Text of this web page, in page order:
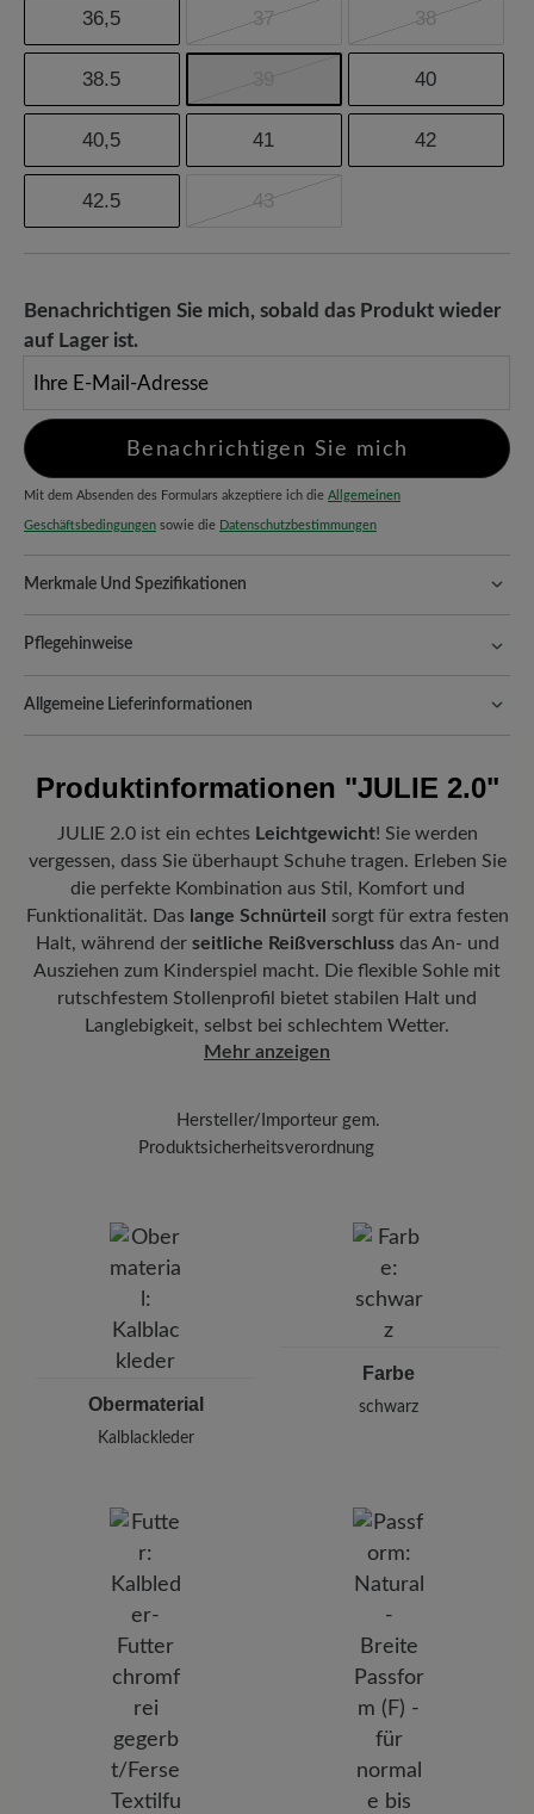
36,5 37 38
38.5 40
40,5 41 42
42.5 43
Benachrichtigen Sie mich, sobald das Produkt wieder
auf Lager ist.
Benachrichtigen Sie mich
Mit dem Absenden des Formulars akzeptiere ich die Allgemeinen
Geschäftsbedingungen sowie die Datenschutzbestimmungen
Merkmale Und Spezifikationen
Natürlich geformte Schuhe, handgefertigt hergestellt.
Ein absoluter Hingucker:hochwertiges Kalblackleder strahlt
Eleganz aus und setzt stilvolle Akzente für besondere Anlässe.
Stollenprofil bietet sicheren Halt auf glatten und unebenen
Oberflächen.
Herausnehmbares Fußbett:
3 mm BÄR Resilienz-Schaum-Fußbett
mit Lederbezug kombiniert sanfte Dämpfung mit hervorragender
Anpassungsfähigkeit.
Funktionalität:Atmungsaktiv
Pflegehinweise
mit der richtigen Pflege bleibt es länger strahlend und geschmeidig.
So geht’s:
Reinigen Sie die Lackoberfläche sanft mit einem
nicht zu stark zu reiben, um den Glanz des
Lackleders zu bewahren.
Tragen Sie nach dem Trocknen bei
Zimmertemperatur eine kleine Menge der
Flüssigpflege Lack Polish (100 ml)auf ein
weiches Tuch auf. Verteilen Sie die Pflege
gleichmäßig.
Allgemeine Lieferinformationen
hinzugefügt – unabhängig vom Bestellwert.
Deutschland verlassen hat, erhalten Sie eine Versandbestätigung.
Mit der beigefügten Sendungsnummer können Sie genau
nachverfolgen, wo sich Ihr neues BÄR Lieblingsstück gerade
befindet.
Produktinformationen "JULIE 2.0"
JULIE 2.0 ist ein echtes Leichtgewicht! Sie werden
vergessen, dass Sie überhaupt Schuhe tragen. Erleben Sie
die perfekte Kombination aus Stil, Komfort und
Funktionalität. Das lange Schnürteil sorgt für extra festen
Halt, während der seitliche Reißverschluss das An- und
Ausziehen zum Kinderspiel macht. Die flexible Sohle mit
rutschfestem Stollenprofil bietet stabilen Halt und
Langlebigkeit, selbst bei schlechtem Wetter.
Mehr anzeigen
Hersteller/Importeur gem.
Produktsicherheitsverordnung
Pleidelsheimer Str. 15/1, 74321 Bietigheim-Bissingen,
E-mail:
kundenbetreuung@baer-schuhe.de
Obermaterial
Kalblackleder
Farbe
schwarz